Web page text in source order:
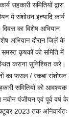
सहकारी समितियों द्वारा
में संशोधन इत्यादि कार्य
का विशेष अभियान
अभियान दौरान जिलें के
समस्त कृषकों को समिति में
कराना सुनिश्चित करे।
का फसल / रकबा संशोधन
समितियों को आवश्यक
पंजीयन एवं पूर्व वर्ष के
2023 तक अनिवार्यतः